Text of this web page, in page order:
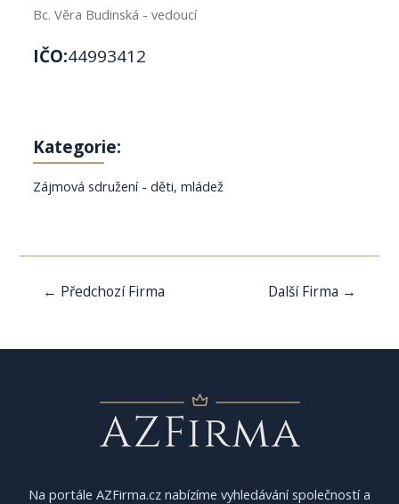
Bc. Věra Budinská - vedoucí
IČO:44993412
Kategorie:
Zájmová sdružení - děti, mládež
Navigace
← Předchozí Firma Další Firma →
Na portále AZFirma.cz nabízíme vyhledávání společností a